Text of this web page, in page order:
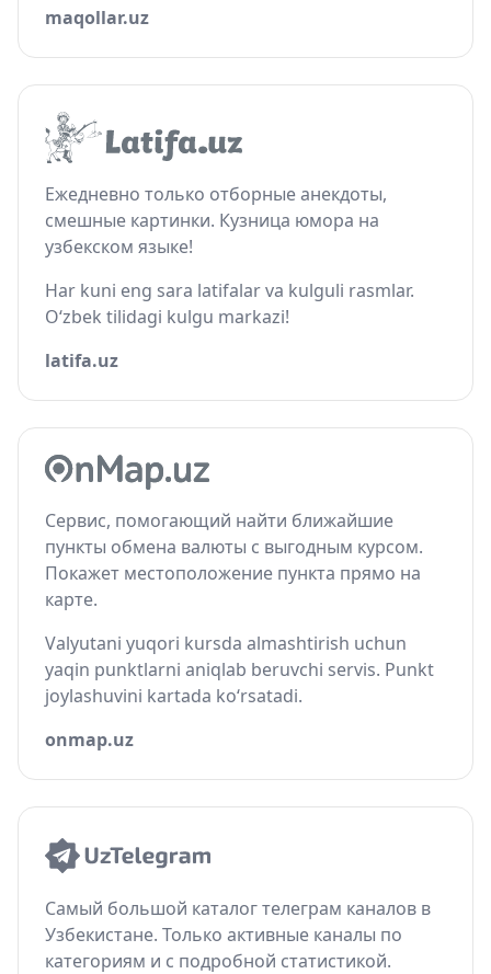
maqollar.uz
Ежедневно только отборные анекдоты,
смешные картинки. Кузница юмора на
узбекском языке!
Har kuni eng sara latifalar va kulguli rasmlar.
O‘zbek tilidagi kulgu markazi!
latifa.uz
Сервис, помогающий найти ближайшие
пункты обмена валюты с выгодным курсом.
Покажет местоположение пункта прямо на
карте.
Valyutani yuqori kursda almashtirish uchun
yaqin punktlarni aniqlab beruvchi servis. Punkt
joylashuvini kartada ko‘rsatadi.
onmap.uz
Самый большой каталог телеграм каналов в
Узбекистане. Только активные каналы по
категориям и с подробной статистикой.